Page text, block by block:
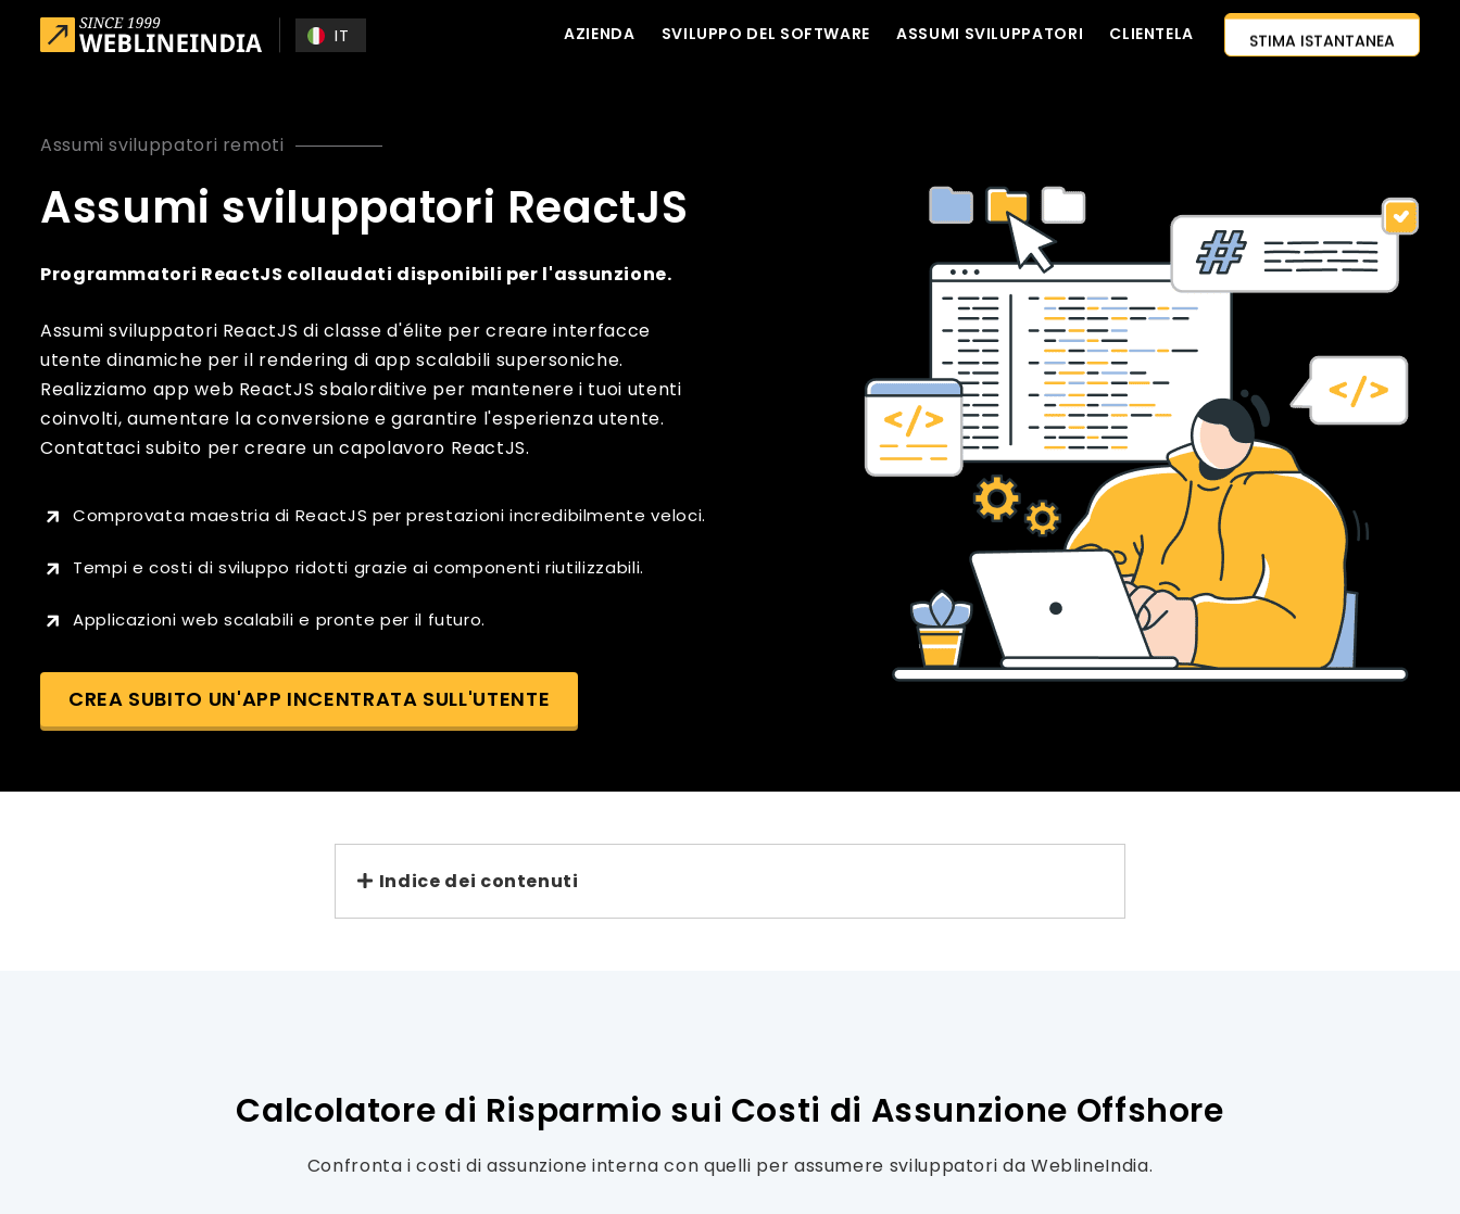
Skip to main content
IT AZIENDA SVILUPPO DEL SOFTWARE ASSUMI SVILUPPATORI CLIENTELA
PROGETTO
STIMA ISTANTANEA
CITAZIONE GRATUITA
Assumi sviluppatori remoti
Assumi sviluppatori ReactJS
Programmatori ReactJS collaudati disponibili per l'assunzione.
Assumi sviluppatori ReactJS di classe d'élite per creare interfacce
utente dinamiche per il rendering di app scalabili supersoniche.
Realizziamo app web ReactJS sbalorditive per mantenere i tuoi utenti
coinvolti, aumentare la conversione e garantire l'esperienza utente.
Contattaci subito per creare un capolavoro ReactJS.
Comprovata maestria di ReactJS per prestazioni incredibilmente veloci.
Tempi e costi di sviluppo ridotti grazie ai componenti riutilizzabili.
Applicazioni web scalabili e pronte per il futuro.
CREA SUBITO UN'APP INCENTRATA SULL'UTENTE
Indice dei contenuti
Calcolatore di Risparmio sui Costi di Assunzione Offshore
Confronta i costi di assunzione interna con quelli per assumere sviluppatori da WeblineIndia.